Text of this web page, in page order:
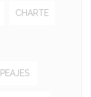
CHARTE
PEAJES